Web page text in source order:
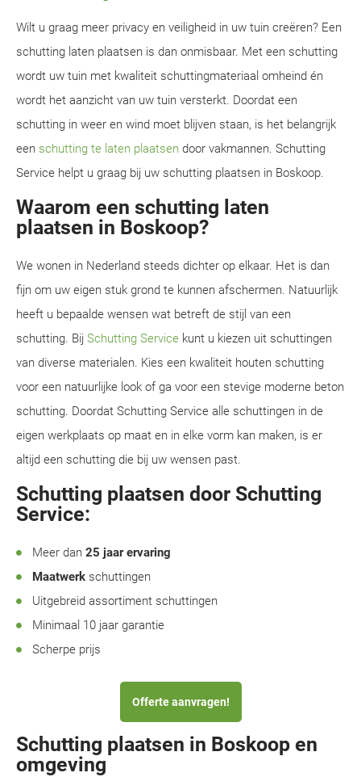
Wilt u graag meer privacy en veiligheid in uw tuin creëren? Een
schutting laten plaatsen is dan onmisbaar. Met een schutting
wordt uw tuin met kwaliteit schuttingmateriaal omheind én
wordt het aanzicht van uw tuin versterkt. Doordat een
schutting in weer en wind moet blijven staan, is het belangrijk
een schutting te laten plaatsen door vakmannen. Schutting
Service helpt u graag bij uw schutting plaatsen in Boskoop.
Waarom een schutting laten
plaatsen in Boskoop?
We wonen in Nederland steeds dichter op elkaar. Het is dan
fijn om uw eigen stuk grond te kunnen afschermen. Natuurlijk
heeft u bepaalde wensen wat betreft de stijl van een
schutting. Bij Schutting Service kunt u kiezen uit schuttingen
van diverse materialen. Kies een kwaliteit houten schutting
voor een natuurlijke look of ga voor een stevige moderne beton
schutting. Doordat Schutting Service alle schuttingen in de
eigen werkplaats op maat en in elke vorm kan maken, is er
altijd een schutting die bij uw wensen past.
Schutting plaatsen door Schutting
Service:
Meer dan 25 jaar ervaring
Maatwerk schuttingen
Uitgebreid assortiment schuttingen
Minimaal 10 jaar garantie
Scherpe prijs
Offerte aanvragen!
Schutting plaatsen in Boskoop en
omgeving